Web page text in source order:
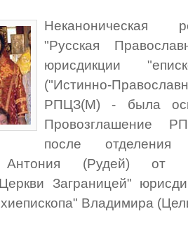
Неканоническая
"Русская
юрисдикции
("Истинно-
РПЦЗ(М) - была
Провозглашение
после
Антония (Рудей) от
Заграницей"
Владимира